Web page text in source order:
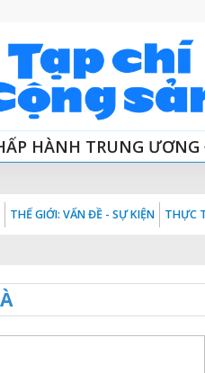
HÀNH TRUNG
THẾ GIỚI: VẤN ĐỀ - SỰ KIỆN THỰC